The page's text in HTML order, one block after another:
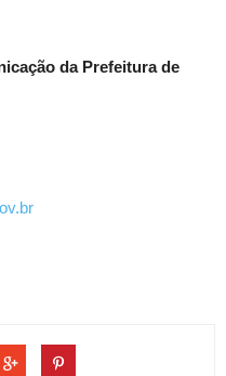
da Prefeitura de